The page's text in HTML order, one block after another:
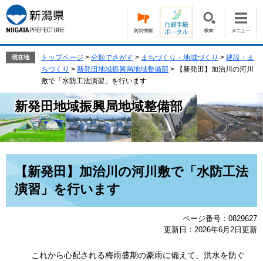
ー
ジ
の
す。
ニ
ュ
ー
し
本
文
へ
現在地 トップページ > 分類でさがす > まちづくり・地域づくり > 建設・ま
ちづくり > 新発田地域振興局地域整備部 >
【新発田】加治川の河川
敷で「水防工法演習」を行います
新発田地域振興局地域整備部
【新発田】加治川の河川敷で「水防工法
演習」を行います
ページ番号：0829627
更新日：2026年6月2日更新
これから心配される梅雨盛期の豪雨に備えて、洪水を防ぐ